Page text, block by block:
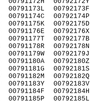
00791173L
00791174C
00791175K
00791176E
00791177T
00791178R
00791179W
00791180A
00791181G
00791182M
00791183Y
00791184F
00791185P
00792173F
00792174P
00792175D
00792176X
00792177B
00792178N
00792179J
00792180Z
00792181S
00792182Q
00792183V
00792184H
00792185L